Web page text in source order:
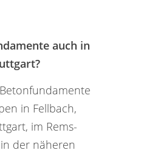
auch in
in Fellbach,
im Rems-
der näheren